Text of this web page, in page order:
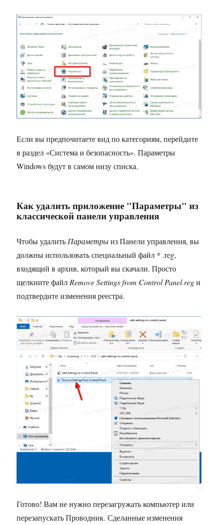
Если вы предпочитаете вид по категориям, перейдите
в раздел «Система и безопасность». Параметры
Windows будут в самом низу списка.
Как удалить приложение "Параметры" из
классической панели управления
Чтобы удалитьПараметрыиз Панели управления, вы
должны использовать специальный файл * .reg,
входящий в архив, который вы скачали. Просто
щелкните файлRemove Settings from Control Panel.regи
подтвердите изменения реестра.
Готово! Вам не нужно перезагружать компьютер или
перезапускать Проводник. Сделанные изменения